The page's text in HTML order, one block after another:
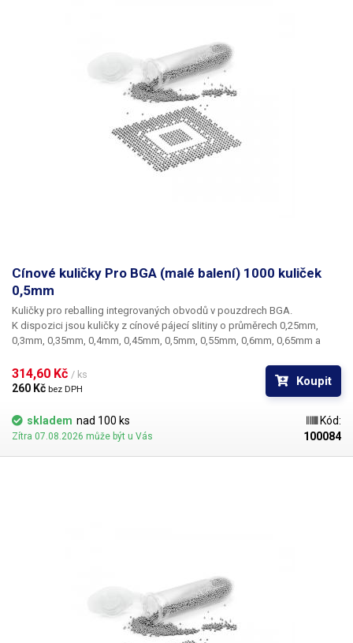
Cínové kuličky Pro BGA (malé balení) 1000 kuliček
0,5mm
Kuličky pro reballing integrovaných obvodů v pouzdrech BGA.
K dispozici jsou kuličky z cínové pájecí slitiny o průměrech 0,25mm,
0,3mm, 0,35mm, 0,4mm, 0,45mm, 0,5mm, 0,55mm, 0,6mm, 0,65mm a
BGA mřížky pro překuličkování. Ampule obsahuje vždy 1000 kusů
kuliček o daném průměru.
314,60 Kč / ks
260 Kč bez DPH
Koupit
skladem nad 100 ks
Zítra 07.08.2026 může být u Vás
Kód:
100084